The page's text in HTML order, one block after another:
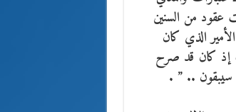
تموز / يوليو 1958. وها قد مضت عقود من السنين
الذي كان
، إذ كان قد صرح
سيبقون .. ” .